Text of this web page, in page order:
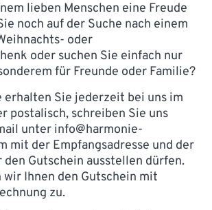
lieben Menschen eine Freude
noch auf der Suche nach einem
oder
oder suchen Sie einfach nur
für Freunde oder Familie?
erhalten Sie jederzeit bei uns im
postalisch, schreiben Sie uns
unter info@harmonie-
mit der Empfangsadresse und der
den Gutschein ausstellen dürfen.
wir Ihnen den Gutschein mit
zu.